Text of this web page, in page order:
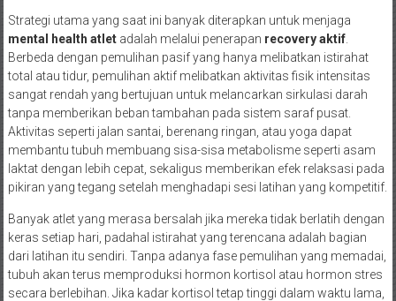
Strategi utama yang saat ini banyak diterapkan untuk menjaga
mental health atletadalah melalui penerapan recovery aktif.
Berbeda dengan pemulihan pasif yang hanya melibatkan istirahat
total atau tidur, pemulihan aktif melibatkan aktivitas fisik intensitas
sangat rendah yang bertujuan untuk melancarkan sirkulasi darah
tanpa memberikan beban tambahan pada sistem saraf pusat.
Aktivitas seperti jalan santai, berenang ringan, atau yoga dapat
membantu tubuh membuang sisa-sisa metabolisme seperti asam
laktat dengan lebih cepat, sekaligus memberikan efek relaksasi pada
pikiran yang tegang setelah menghadapi sesi latihan yang kompetitif.
Banyak atlet yang merasa bersalah jika mereka tidak berlatih dengan
keras setiap hari, padahal istirahat yang terencana adalah bagian
dari latihan itu sendiri. Tanpa adanya fase pemulihan yang memadai,
tubuh akan terus memproduksi hormon kortisol atau hormon stres
secara berlebihan. Jika kadar kortisol tetap tinggi dalam waktu lama,